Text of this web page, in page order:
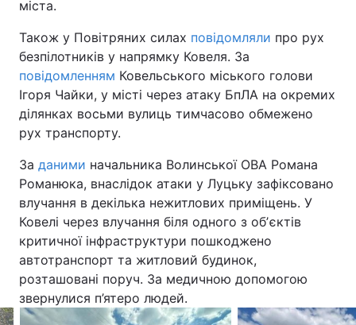
міста.
Також у Повітряних силах повідомляли про рух
безпілотників у напрямку Ковеля. За
повідомленням Ковельського міського голови
Ігоря Чайки, у місті через атаку БпЛА на окремих
ділянках восьми вулиць тимчасово обмежено
рух транспорту.
За даними начальника Волинської ОВА Романа
Романюка, внаслідок атаки у Луцьку зафіксовано
влучання в декілька нежитлових приміщень. У
Ковелі через влучання біля одного з обʼєктів
критичної інфраструктури пошкоджено
автотранспорт та житловий будинок,
розташовані поруч. За медичною допомогою
звернулися п’ятеро людей.